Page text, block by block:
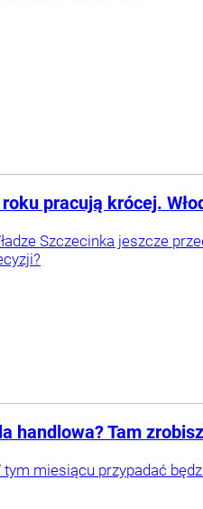
pracują krócej.
Szczecinka jeszcze
handlowa? Tam
tym miesiącu przypadać